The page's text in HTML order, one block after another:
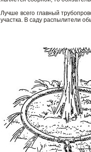
Лучше всего главный
участка. В саду распылители